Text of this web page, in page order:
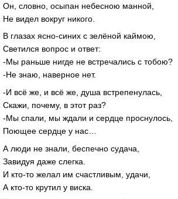
Он, словно, осыпан небесною манной,
Не видел вокруг никого.
В глазах ясно-синих с зелёной каймою,
Светился вопрос и ответ:
-Мы раньше нигде не встречались с тобою?
-Не знаю, наверное нет.
-И всё же, и всё же, душа встрепенулась,
Скажи, почему, в этот раз?
-Мы спали, мы ждали и сердце проснулось,
Поющее сердце у нас…
А люди не знали, беспечно судача,
Завидуя даже слегка.
И кто-то желал им счастливым, удачи,
А кто-то крутил у виска.